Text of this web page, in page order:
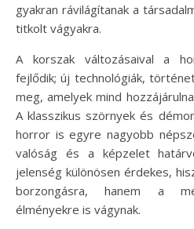
gyakran rávilágítanak a
titkolt vágyakra.
A korszak változásaival a
fejlődik; új technológiák,
meg, amelyek mind
A klasszikus szörnyek és
horror is egyre nagyobb
valóság és a képzelet
jelenség különösen érdekes,
borzongásra, hanem a
élményekre is vágynak.